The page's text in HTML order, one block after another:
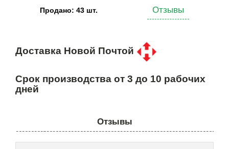
Продано: 43 шт. Отзывы
Доставка Новой Почтой
Срок производства от 3 до 10 рабочих
дней
Отзывы